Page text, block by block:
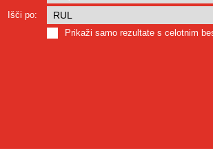
Išči po:
Prikaži samo rezultate s celotnim